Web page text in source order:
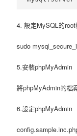
4. 設定MySQL的
sudo
5.安裝phpMyAdmin
將phpMyAdmin的檔
6.設定phpMyAdmin